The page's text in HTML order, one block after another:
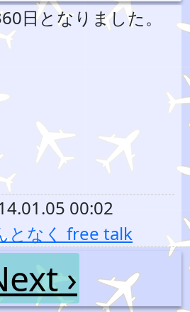
日となりました。
00:02
となく free talk
›